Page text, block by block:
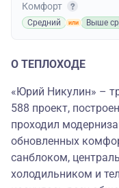
Комфорт
Средний Выше
О ТЕПЛОХОДЕ
«Юрий Никулин» –
588 проект,
проходил
обновленных
санблоком,
холодильником и